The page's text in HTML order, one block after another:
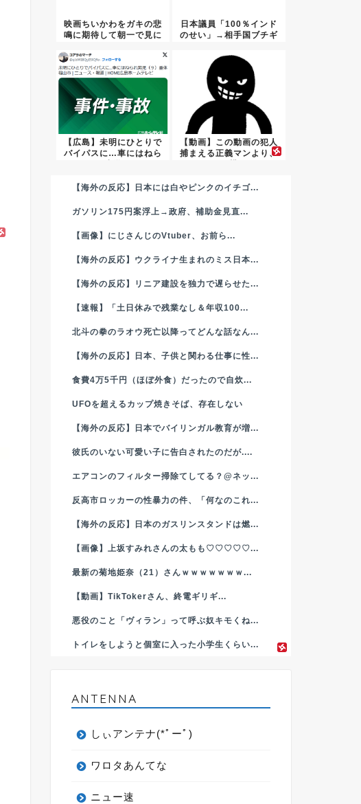
映画ちいかわをガキの悲
鳴に期待して朝一で見に
日本議員「100％インド
のせい」→相手国ブチギ
【広島】未明にひとりで
バイパスに…車にはねら
【動画】この動画の犯人
捕まえる正義マンより、
【海外の反応】日本には白やピンクのイチゴ...
ガソリン175円案浮上→政府、補助金見直...
【画像】にじさんじのVtuber、お前ら...
【海外の反応】ウクライナ生まれのミス日本...
【海外の反応】リニア建設を独力で遅らせた...
【速報】「土日休みで残業なし＆年収100...
北斗の拳のラオウ死亡以降ってどんな話なん...
【海外の反応】日本、子供と関わる仕事に性...
食費4万5千円（ほぼ外食）だったので自炊...
UFOを超えるカップ焼きそば、存在しない
【海外の反応】日本でバイリンガル教育が増...
彼氏のいない可愛い子に告白されたのだが....
エアコンのフィルター掃除てしてる？@ネッ...
反高市ロッカーの性暴力の件、「何なのこれ...
【海外の反応】日本のガスリンスタンドは燃...
【画像】上坂すみれさんの太もも♡♡♡♡♡...
最新の菊地姫奈（21）さんｗｗｗｗｗｗｗ...
【動画】TikTokerさん、終電ギリギ...
悪役のこと「ヴィラン」って呼ぶ奴キモくね...
トイレをしようと個室に入った小学生くらい...
ANTENNA
しぃアンテナ(*ﾟーﾟ)
ワロタあんてな
ニュー速